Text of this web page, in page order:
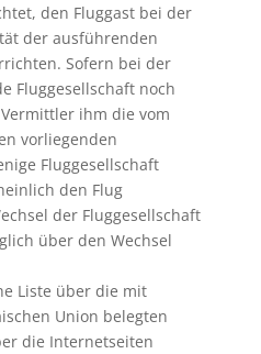
den Fluggast bei der
der ausführenden
Sofern bei der
Fluggesellschaft noch
ihm die vom
vorliegenden
Fluggesellschaft
den Flug
der Fluggesellschaft
über den Wechsel
Liste über die mit
Union belegten
die Internetseiten